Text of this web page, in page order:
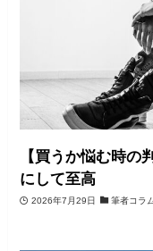
【買うか悩む時の
にして至高
2026年7月29日 筆者コラ